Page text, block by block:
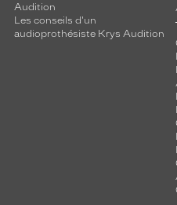
Audition
Les conseils d'un
audioprothésiste Krys Audition